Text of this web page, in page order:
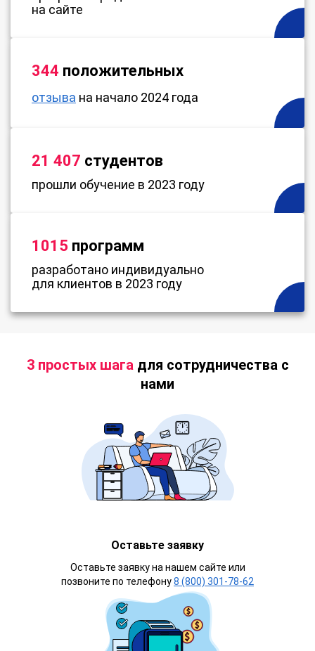
на сайте
344 положительных
отзыва на начало 2024 года
21 407 студентов
прошли обучение в 2023 году
1015 программ
разработано индивидуально
для клиентов в 2023 году
3 простых шагадля сотрудничества с
нами
Оставьте заявку
Оставьте заявку на нашем сайте или
позвоните по телефону8 (800) 301-78-62